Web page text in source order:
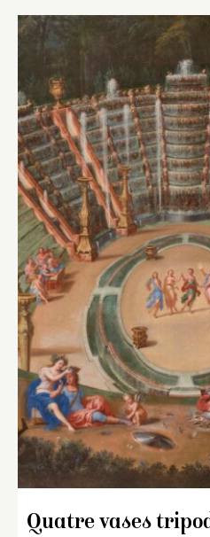
Quatre vases